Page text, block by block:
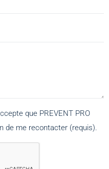
que PREVENT PRO
de me recontacter (requis).